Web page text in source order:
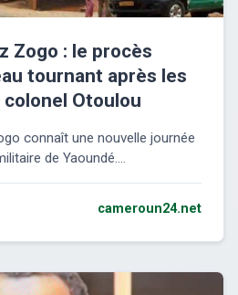
Zogo : le procès
tournant après les
Otoulou
connaît une nouvelle journée
de Yaoundé....
cameroun24.net